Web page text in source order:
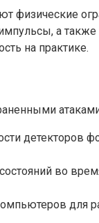
а
на практике.
детекторов
во
для